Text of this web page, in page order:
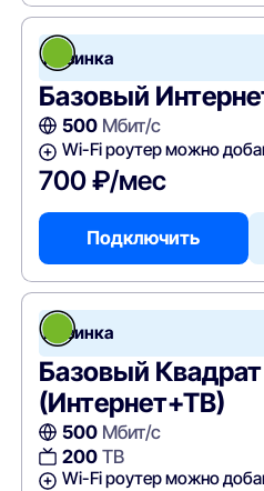
Новинка
Базовый
500Мбит/с
Wi-Fi роутер можно
700 ₽/мес
Подключить
Новинка
Базовый Квадрат
(Интернет+ТВ)
500Мбит/с
200ТВ
Wi-Fi роутер можно